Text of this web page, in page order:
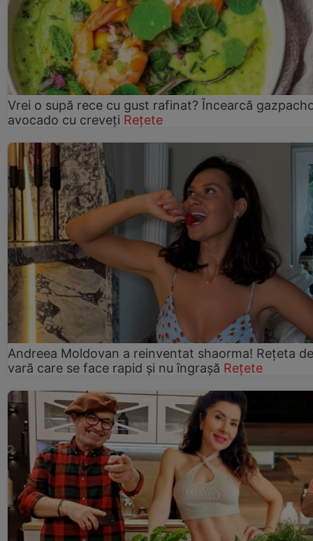
Vrei o supă rece cu gust rafinat? Încearcă
avocado cu creveți Rețete
Andreea Moldovan a reinventat shaorma! Rețeta de
vară care se face rapid și nu îngrașă Rețete